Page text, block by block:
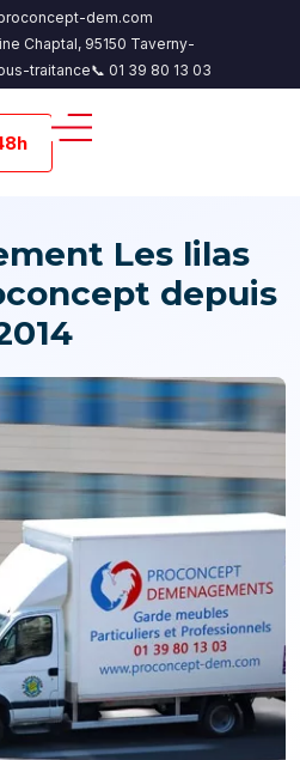
dem.com
Chaptal, 95150 Taverny-
traitance📞 01 39 80 13 03
Les lilas
depuis